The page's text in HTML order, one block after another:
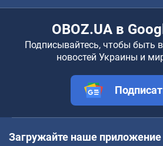
OBOZ.UA в
Подписывайтесь, чтобы быть
новостей Украины и
Загружайте наше приложение